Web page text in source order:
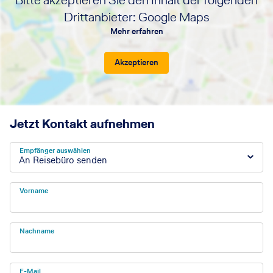
Drittanbieter: Google Maps
Mehr erfahren
Akzeptieren
Jetzt Kontakt aufnehmen
An Reisebüro senden
Empfänger auswählen
Vorname
Nachname